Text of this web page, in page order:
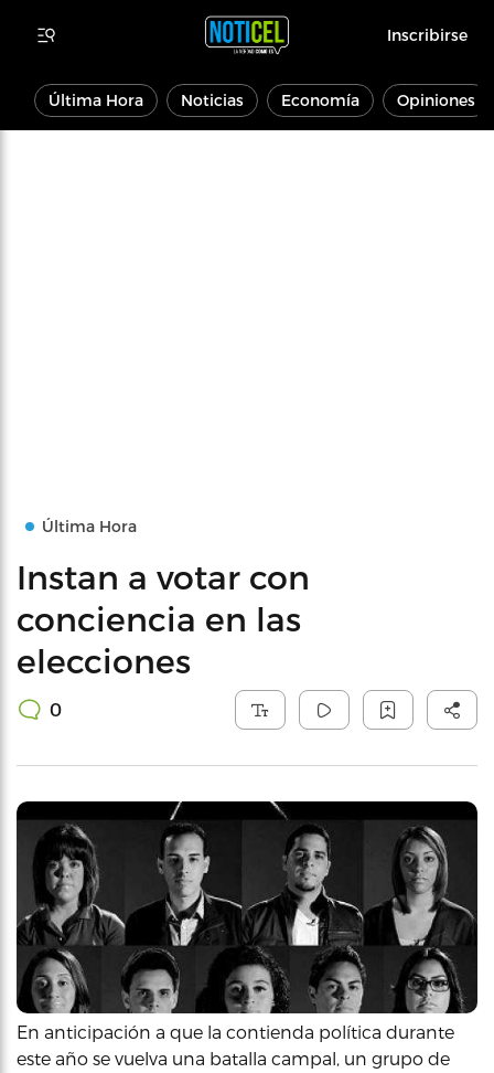
Inscribirse
Última Hora Noticias Economía Opiniones
Última Hora
Instan a votar con
conciencia en las
elecciones
0
En anticipación a que la contienda política durante
este año se vuelva una batalla campal, un grupo de